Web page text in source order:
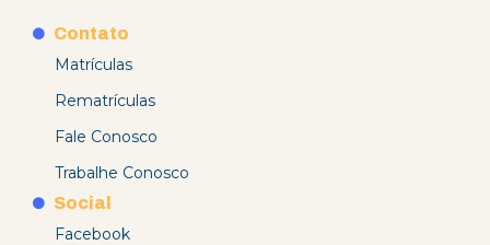
Contato
Matrículas
Rematrículas
Fale Conosco
Trabalhe Conosco
Social
Facebook